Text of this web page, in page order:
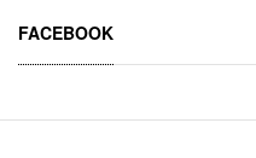
FACEBOOK